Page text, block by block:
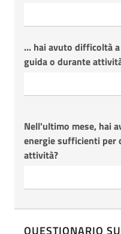
... hai avuto difficoltà
guida o durante
Nell'ultimo mese, hai
energie sufficienti per
attività?
QUESTIONARIO